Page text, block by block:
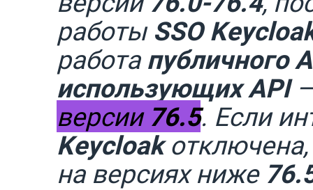
работы SSO
работа публичного
использующих API
версии 76.5. Если
Keycloak
на версиях ниже